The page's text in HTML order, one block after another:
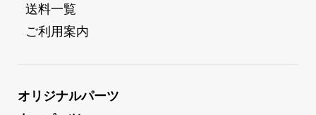
送料一覧
ご利用案内
オリジナルパーツ